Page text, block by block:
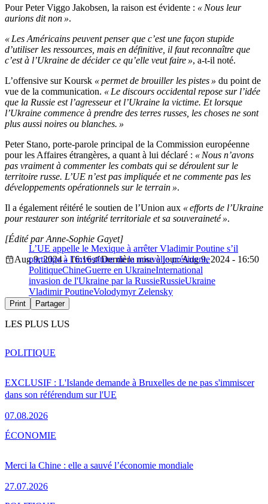
Pour Peter Viggo Jakobsen, la raison est évidente : « Nous leur
aurions dit non ».
« Les Américains peuvent penser que c’est une façon stupide
d’utiliser les ressources, mais en définitive, il faut reconnaître que
c’est à l’Ukraine de décider ce qu’elle veut faire », a-t-il noté.
L’offensive sur Koursk « permet de brouiller les pistes » du point de
vue de la communication. « Le discours occidental repose sur l’idée
que la Russie est l’agresseur et l’Ukraine la victime. Et lorsque
l’Ukraine commence à prendre des terres russes, les choses ne sont
plus aussi noires ou blanches. »
Peter Stano, porte-parole principal de la Commission européenne
pour les Affaires étrangères, a quant à lui déclaré : « Nous n’avons
pas vraiment à commenter les combats qui se déroulent sur le
territoire russe. L’UE n’est pas impliquée et ne commente pas les
développements opérationnels sur le terrain ».
Il a également réitéré le soutien de l’Union aux « efforts de l’Ukraine
pour restaurer son intégrité territoriale et sa souveraineté ».
L’UE appelle le Mexique à arrêter Vladimir Poutine s’il
participe à l’investiture de la nouvelle présidente
[Édité par Anne-Sophie Gayet]
Aug 9, 2024 - 16:16
Dernière mise à jour: Aug 9, 2024 - 16:50
PolitiqueChineGuerre en UkraineInternational
invasion de l'Ukraine par la RussieRussieUkraine
Vladimir PoutineVolodymyr Zelensky
Print Partager
LES PLUS LUS
EXCLUSIF : L'Islande demande à Bruxelles de ne pas s'immiscer
dans son référendum sur l'UE
07.08.2026
POLITIQUE
Merci la Chine : elle a sauvé l’économie mondiale
27.07.2026
ÉCONOMIE